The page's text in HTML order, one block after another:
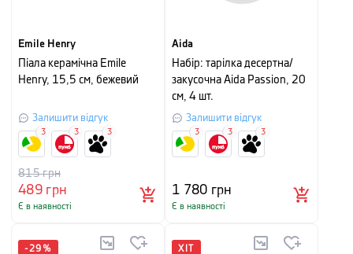
Emile Henry
Піала керамічна Emile
Henry, 15,5 см, бежевий
Залишити відгук
489грн
815грн
Є в наявності
3 3 3
Aida
Набір: тарілка десертна/
закусочна Aida Passion, 20
см, 4 шт.
Залишити відгук
1 780 грн
Є в наявності
3 3 3
-29 % ХІТ